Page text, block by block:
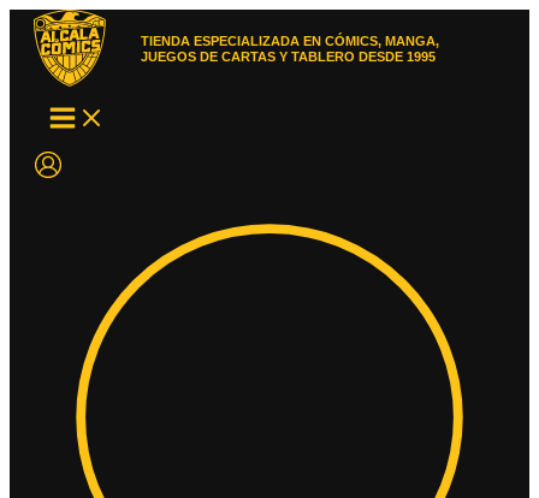
contenido
TIENDA ESPECIALIZADA EN CÓMICS, MANGA,
JUEGOS DE CARTAS Y TABLERO DESDE 1995